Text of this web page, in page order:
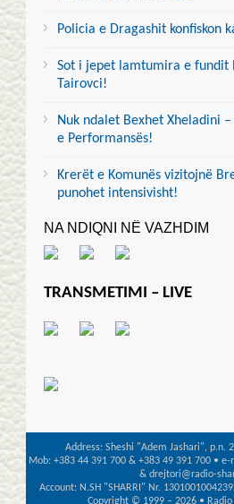
Policia e Dragashit konfiskon
Sot i jepet lamtumira e fundit
Tairovci!
Nuk ndalet Bexhet Xheladini
e Performansës!
Krerët e Komunës vizitojnë
punohet intensivisht!
NA NDIQNI NË VAZHDIM
TRANSMETIMI – LIVE
Address: Sheshi "Adem Jashari", p.n.
Mob: +383 44 391 700 & +383 49 391 700 •
& drejtori@radio-
Account: N.SH "SHARRI" Nr.
Copyright © 1999 – 2026 • Radio